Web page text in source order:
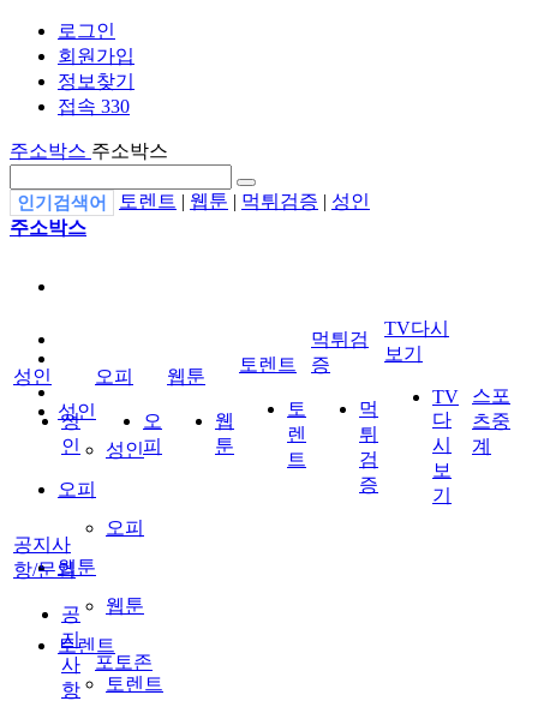
로그인
회원가입
정보찾기
접속 330
주소박스 주소박스
인기검색어 토렌트 | 웹툰 | 먹튀검증 | 성인
주소박스
성인
성인
오피
오피
웹툰
웹툰
토렌트
토렌트
성인
성
인
오피
오
피
웹툰
웹
툰
토렌트
토
렌
트
먹튀검
증
먹
튀
검
증
TV다시
보기
TV
다
시
보
기
스포
츠중
계
공지사
항/문의
공
지
사
항
포토존